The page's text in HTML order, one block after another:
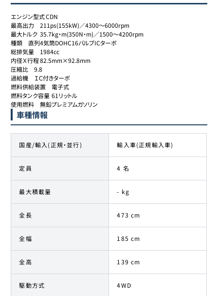
エンジン型式	CDN
最高出力	211ps(155kW)／4300～6000rpm
最大トルク	35.7kg・m(350N・m)／1500～4200rpm
種類	直列4気筒DOHC16バルブICターボ
総排気量	1984cc
内径Ｘ行程	82.5mm×92.8mm
圧縮比	9.8
過給機	ＩＣ付きターボ
燃料供給装置	電子式
燃料タンク容量	61リットル
使用燃料	無鉛プレミアムガソリン
車種情報
国産/輸入(正規・並行) 輸入車(正規輸入車)
定員 4 名
最大積載量 - kg
全長 473 cm
全幅 185 cm
全高 139 cm
駆動方式 4WD